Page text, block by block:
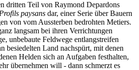
dritten Teil von Raymond Depardons
Profils paysans dar, einer Serie über Bauern
von vom Aussterben bedrohten Metiers.
langsam bei ihren Verrichtungen
unbebaute Feldwege entlangstreifen
besiedelten Land nachspürt, mit denen
Helden sich an Aufgaben festhalten,
übernehmen will - dann schmerzt es